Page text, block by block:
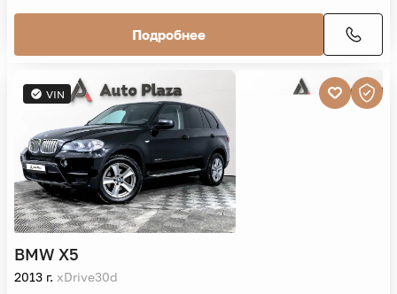
Подробнее
VIN
BMW X5